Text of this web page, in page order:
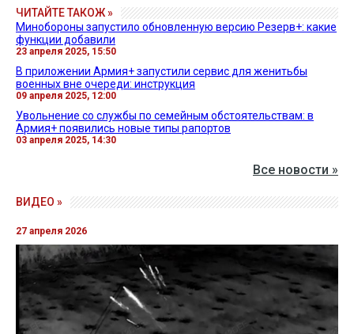
ЧИТАЙТЕ ТАКОЖ »
Минобороны запустило обновленную версию Резерв+: какие
функции добавили
23 апреля 2025, 15:50
В приложении Армия+ запустили сервис для женитьбы
военных вне очереди: инструкция
09 апреля 2025, 12:00
Увольнение со службы по семейным обстоятельствам: в
Армия+ появились новые типы рапортов
03 апреля 2025, 14:30
Все новости »
ВИДЕО »
27 апреля 2026